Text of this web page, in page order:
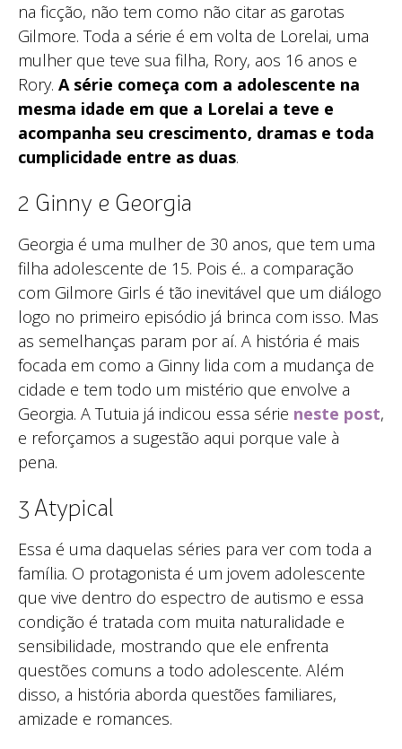
na ficção, não tem como não citar as garotas
Gilmore. Toda a série é em volta de Lorelai, uma
mulher que teve sua filha, Rory, aos 16 anos e
Rory. A série começa com a adolescente na
mesma idade em que a Lorelai a teve e
acompanha seu crescimento, dramas e toda
cumplicidade entre as duas.
2 Ginny e Georgia
Georgia é uma mulher de 30 anos, que tem uma
filha adolescente de 15. Pois é.. a comparação
com Gilmore Girls é tão inevitável que um diálogo
logo no primeiro episódio já brinca com isso. Mas
as semelhanças param por aí. A história é mais
focada em como a Ginny lida com a mudança de
cidade e tem todo um mistério que envolve a
Georgia. A Tutuia já indicou essa série neste post,
e reforçamos a sugestão aqui porque vale à
pena.
3 Atypical
Essa é uma daquelas séries para ver com toda a
família. O protagonista é um jovem adolescente
que vive dentro do espectro de autismo e essa
condição é tratada com muita naturalidade e
sensibilidade, mostrando que ele enfrenta
questões comuns a todo adolescente. Além
disso, a história aborda questões familiares,
amizade e romances.